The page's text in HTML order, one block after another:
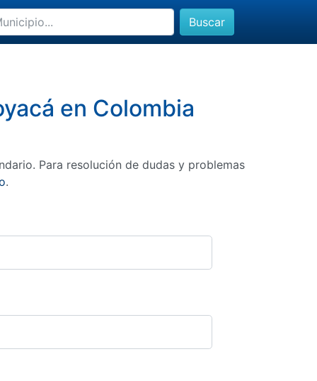
Buscar
en Colombia
Para resolución de dudas y problemas
.